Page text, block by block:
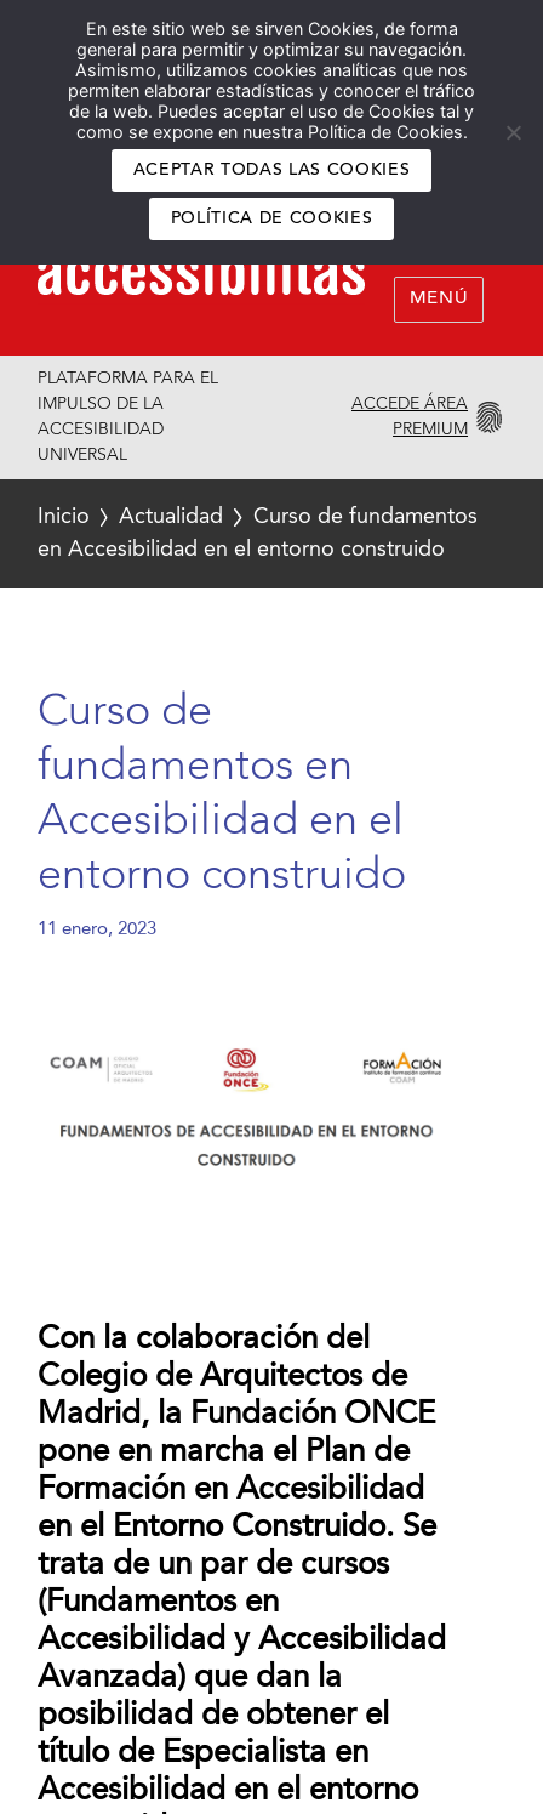
En este sitio web se sirven Cookies, de forma
general para permitir y optimizar su navegación.
Asimismo, utilizamos cookies analíticas que nos
permiten elaborar estadísticas y conocer el tráfico
de la web. Puedes aceptar el uso de Cookies tal y
como se expone en nuestra Política de Cookies.
ACEPTAR TODAS LAS COOKIES
POLÍTICA DE COOKIES
Español English
MENÚ
PLATAFORMA PARA EL
IMPULSO DE LA
ACCESIBILIDAD
UNIVERSAL
ACCEDE ÁREA
PREMIUM
Inicio Actualidad
Curso de fundamentos
en Accesibilidad en el entorno construido
Curso de
fundamentos en
Accesibilidad en el
entorno construido
11 enero, 2023
Con la colaboración del
Colegio de Arquitectos de
Madrid, la Fundación ONCE
pone en marcha el Plan de
Formación en Accesibilidad
en el Entorno Construido. Se
trata de un par de cursos
(Fundamentos en
Accesibilidad y Accesibilidad
Avanzada) que dan la
posibilidad de obtener el
título de Especialista en
Accesibilidad en el entorno